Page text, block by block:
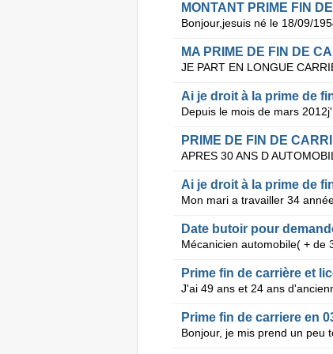
MONTANT PRIME FIN
MA PRIME DE FIN DE
Ai je droit à la prime de
PRIME DE FIN DE
Ai je droit à la prime de
Date butoir pour
Prime fin de carrière et
Prime fin de carriere en